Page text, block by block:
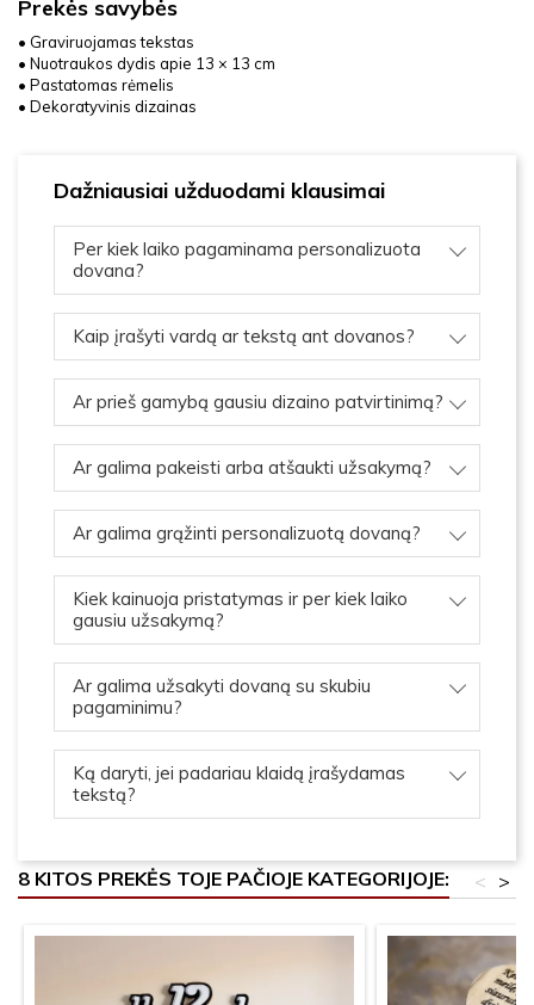
Prekės savybės
• Graviruojamas tekstas
• Nuotraukos dydis apie 13 × 13 cm
• Pastatomas rėmelis
• Dekoratyvinis dizainas
Dažniausiai užduodami klausimai
Per kiek laiko pagaminama personalizuota
dovana?
Kaip įrašyti vardą ar tekstą ant dovanos?
Ar prieš gamybą gausiu dizaino patvirtinimą?
Ar galima pakeisti arba atšaukti užsakymą?
Ar galima grąžinti personalizuotą dovaną?
Kiek kainuoja pristatymas ir per kiek laiko
gausiu užsakymą?
Ar galima užsakyti dovaną su skubiu
pagaminimu?
Ką daryti, jei padariau klaidą įrašydamas
tekstą?
8 KITOS PREKĖS TOJE PAČIOJE KATEGORIJOJE: >
<